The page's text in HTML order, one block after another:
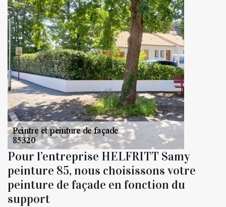
Pour l’entreprise HELFRITT Samy
peinture 85, nous choisissons votre
peinture de façade en fonction du
support